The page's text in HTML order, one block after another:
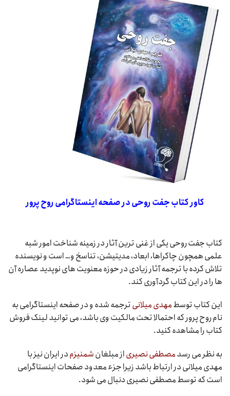
کاور کتاب جفت روحی در صفحه اینستاگرامی روح پرور
کتاب جفت روحی یکی از غنی ترین آثار در زمینه شناخت امور شبه
علمی همچون چاکراها، ابعاد، مدیتیشن، تناسخ و… است و نویسنده
تلاش کرده با ترجمه آثار زیادی در حوزه معنویت های نوپدید عصاره آن
ها را در این کتاب گردآوری کند.
این کتاب توسطمهدی میلانیترجمه شده و در صفحه اینستاگرامی به
نام روح پرور که احتمالا تحت مالکیت وی باشد، می توانید لینک فروش
کتاب را مشاهده کنید.
به نظر می رسدمصطفی نصیریاز مبلغانشمنیزمدر ایران نیز با
مهدی میلانی در ارتباط باشد زیرا جزء معدود صفحات اینستاگرامی
است که توسط مصطفی نصیری دنبال می شود.